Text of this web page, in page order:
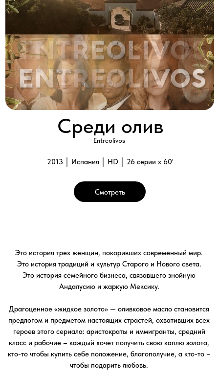
Среди олив
Entreolivos
2013 │ Испания │ HD │ 26 серии x 60'
Смотреть
Это история трех женщин, покоривших современный мир.
Это история традиций и культур Старого и Нового света.
Андалусию и жаркую Мексику.
Драгоценное «жидкое золото» — оливковое масло становится
героев этого сериала: аристократы и иммигранты, средний
класс и рабочие – каждый хочет получить свою каплю золота,
чтобы подарить любовь.